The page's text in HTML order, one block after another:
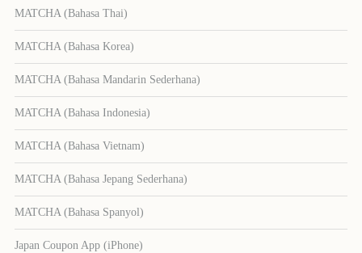
MATCHA (Bahasa Thai)
MATCHA (Bahasa Korea)
MATCHA (Bahasa Mandarin Sederhana)
MATCHA (Bahasa Indonesia)
MATCHA (Bahasa Vietnam)
MATCHA (Bahasa Jepang Sederhana)
MATCHA (Bahasa Spanyol)
Japan Coupon App (iPhone)